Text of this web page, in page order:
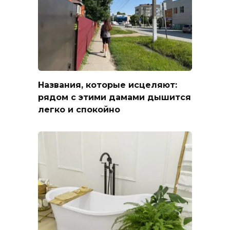
Названия, которые исцеляют:
рядом с этими дамами дышится
легко и спокойно